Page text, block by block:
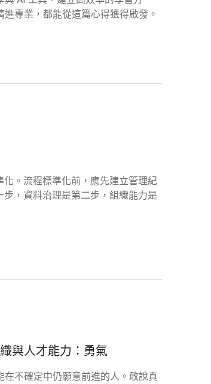
專業，都能從這篇心得獲得啟發。
。流程標準化前，應先建立管理紀
，資料治理是第二步，組織能力是
與人才能力：勇氣
不確定中仍願意前進的人。敢說真